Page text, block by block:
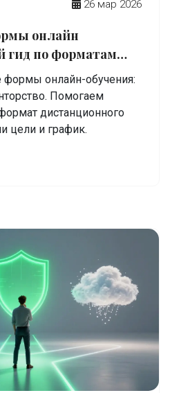
26 мар 2026
онлайн
гид по форматам
онлайн-обучения:
Помогаем
дистанционного
цели и график.